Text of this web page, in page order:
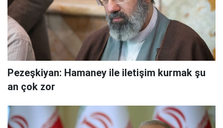
Pezeşkiyan: Hamaney ile iletişim kurmak şu
an çok zor